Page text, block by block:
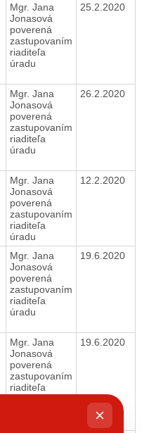
Mgr. Jana
Jonasová
poverená
zastupovaním
riaditeľa
úradu
25.2.2020
Mgr. Jana
Jonasová
poverená
zastupovaním
riaditeľa
úradu
26.2.2020
Mgr. Jana
Jonasová
poverená
zastupovaním
riaditeľa
úradu
12.2.2020
Mgr. Jana
Jonasová
poverená
zastupovaním
riaditeľa
úradu
19.6.2020
Mgr. Jana
Jonasová
poverená
zastupovaním
riaditeľa
19.6.2020